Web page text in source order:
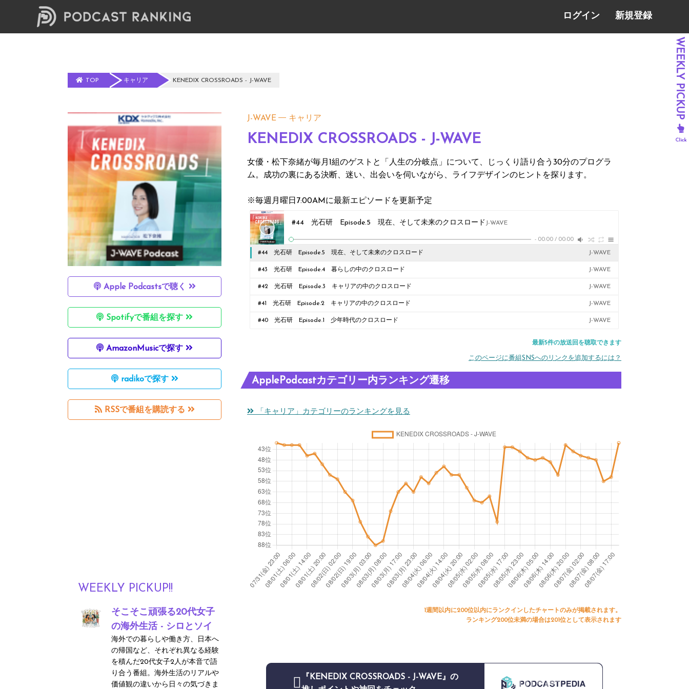
ログイン 新規登録
TOP キャリア KENEDIX CROSSROADS - J-WAVE
Apple Podcastsで聴く
Spotifyで番組を探す
AmazonMusicで探す
radikoで探す
RSSで番組を購読する
WEEKLY PICKUP!!
そこそこ頑張る20代女子
の海外生活 - シロとソイ
海外での暮らしや働き方、日本へ
の帰国など、それぞれ異なる経験
を積んだ20代女子2人が本音で語
り合う番組。海外生活のリアルや
価値観の違いから日々の気づきま
J-WAVE キャリア
KENEDIX CROSSROADS - J-WAVE
女優・松下奈緒が毎月1組のゲストと「人生の分岐点」について、じっくり語り合う30分のプログラ
ム。成功の裏にある決断、迷い、出会いを伺いながら、ライフデザインのヒントを探ります。
※毎週月曜日7:00AMに最新エピソードを更新予定
#44 光石研 Episode.5 現在、そして未来のクロスロード J-WAVE
- 00:00 / 00:00
#44 光石研 Episode.5 現在、そして未来のクロスロード J-WAVE
#43 光石研 Episode.4 暮らしの中のクロスロード J-WAVE
#42 光石研 Episode.3 キャリアの中のクロスロード J-WAVE
#41 光石研 Episode.2 キャリアの中のクロスロード J-WAVE
#40 光石研 Episode.1 少年時代のクロスロード J-WAVE
最新5件の放送回を聴取できます
このページに番組SNSへのリンクを追加するには？
ApplePodcastカテゴリー内ランキング遷移
「キャリア」カテゴリーのランキングを見る
1週間以内に200位以内にランクインしたチャートのみが掲載されます。
ランキング200位未満の場合は201位として表示されます
『KENEDIX CROSSROADS - J-WAVE』の